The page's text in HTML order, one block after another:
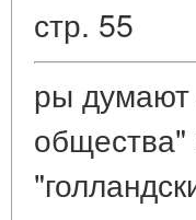
стр. 55
ры думают
общества"